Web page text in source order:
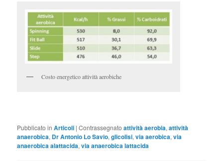
Costo energetico attività aerobiche
Pubblicato in Articoli |Contrassegnato attività aerobia,attività
anaerobica, Dr Antonio Lo Savio,glicolisi,via aerobica,via
anaerobica alattacida,via anaerobica lattacida